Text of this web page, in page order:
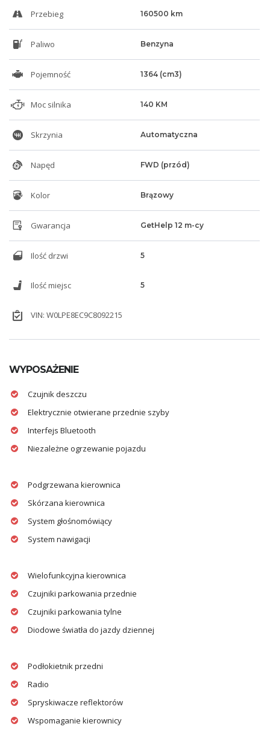
Przebieg 160500 km
Paliwo Benzyna
Pojemność 1364 (cm3)
Moc silnika 140 KM
Skrzynia Automatyczna
Napęd FWD (przód)
Kolor Brązowy
Gwarancja GetHelp 12 m-cy
Ilość drzwi 5
Ilość miejsc 5
VIN: W0LPE8EC9C8092215
WYPOSAŻENIE
Czujnik deszczu
Elektrycznie otwierane przednie szyby
Interfejs Bluetooth
Niezależne ogrzewanie pojazdu
Podgrzewana kierownica
Skórzana kierownica
System głośnomówiący
System nawigacji
Wielofunkcyjna kierownica
Czujniki parkowania przednie
Czujniki parkowania tylne
Diodowe światła do jazdy dziennej
Podłokietnik przedni
Radio
Spryskiwacze reflektorów
Wspomaganie kierownicy